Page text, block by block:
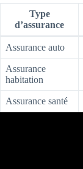
Type
d’assurance
Assurance auto
Assurance
habitation
Assurance santé